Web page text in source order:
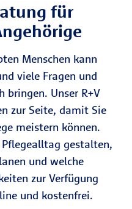
für
Menschen kann
viele Fragen und
bringen. Unser R+V
zur Seite, damit Sie
meistern können.
gestalten,
und welche
zur Verfügung
und kostenfrei.